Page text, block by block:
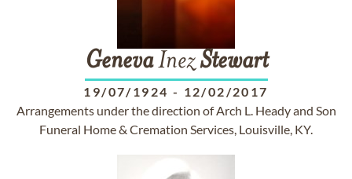
GenevaInezStewart
19/07/1924 - 12/02/2017
Arrangements under the direction of Arch L. Heady and Son
Funeral Home & Cremation Services, Louisville, KY.